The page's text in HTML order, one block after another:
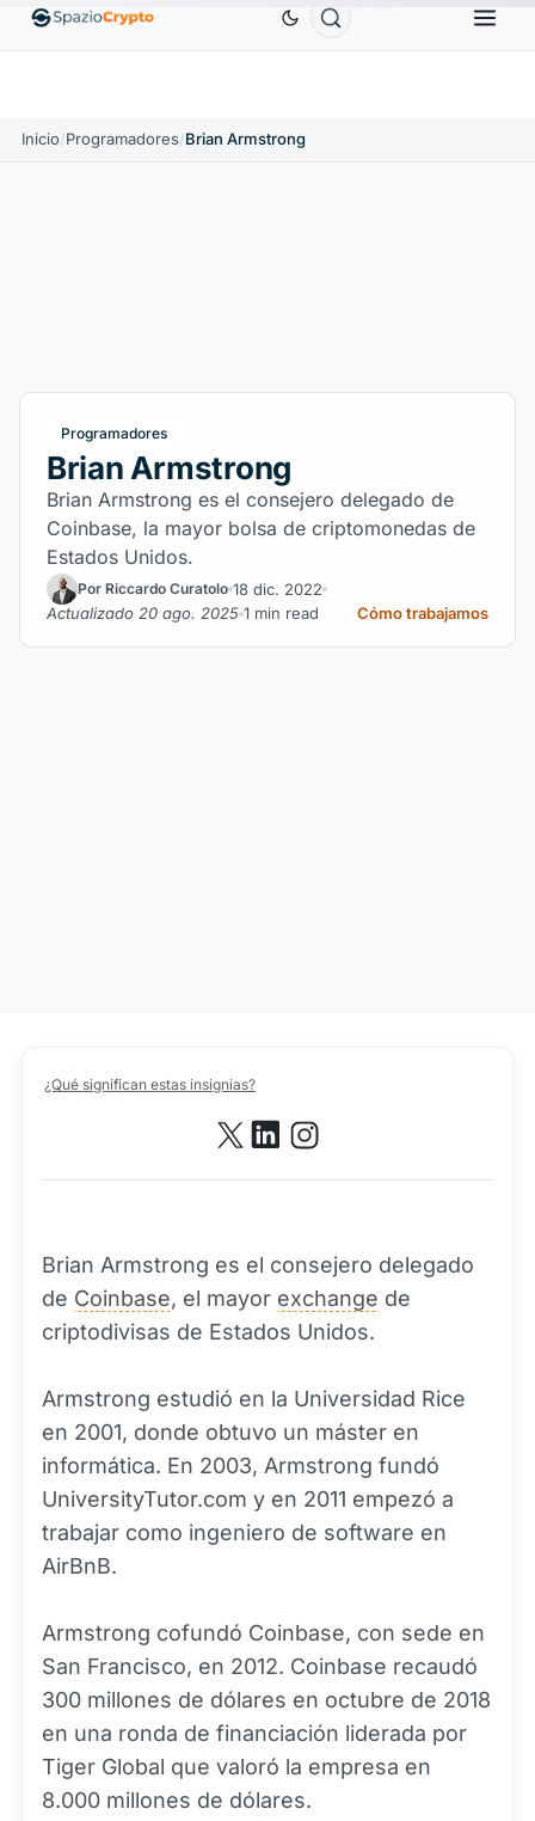
EthereumETH1880,58 US$ TetherUSDT ↑0.00%
Inicio/Programadores/Brian Armstrong
Programadores
Brian Armstrong
Brian Armstrong es el consejero delegado de
Coinbase, la mayor bolsa de criptomonedas de
Estados Unidos.
Por Riccardo Curatolo 18 dic. 2022
Actualizado 20 ago. 2025 1 min read Cómo trabajamos
¿Qué significan estas insignias?
Brian Armstrong es el consejero delegado
de Coinbase, el mayor exchange de
criptodivisas de Estados Unidos.
Armstrong estudió en la Universidad Rice
en 2001, donde obtuvo un máster en
informática. En 2003, Armstrong fundó
UniversityTutor.com y en 2011 empezó a
trabajar como ingeniero de software en
AirBnB.
Armstrong cofundó Coinbase, con sede en
San Francisco, en 2012. Coinbase recaudó
300 millones de dólares en octubre de 2018
en una ronda de financiación liderada por
Tiger Global que valoró la empresa en
8.000 millones de dólares.